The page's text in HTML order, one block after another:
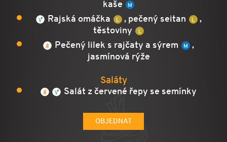
kaše
Rajská omáčka
, pečený seitan
,
těstoviny
Pečený lilek s rajčaty a sýrem
,
jasmínová rýže
Saláty
Salát z červené řepy se semínky
OBJEDNAT